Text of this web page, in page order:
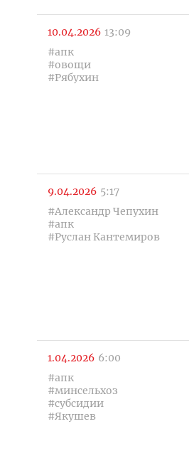
10.04.2026 13:09
#апк
#овощи
#Рябухин
9.04.2026 5:17
#Александр Чепухин
#апк
#Руслан Кантемиров
1.04.2026 6:00
#апк
#минсельхоз
#субсидии
#Якушев